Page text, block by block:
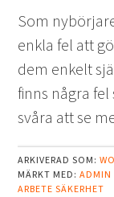
Som
enkla fel att
dem enkelt
finns några
svåra att se
ARKIVERAD SOM:
MÄRKT MED:ADMIN
ARBETE SÄKERHET